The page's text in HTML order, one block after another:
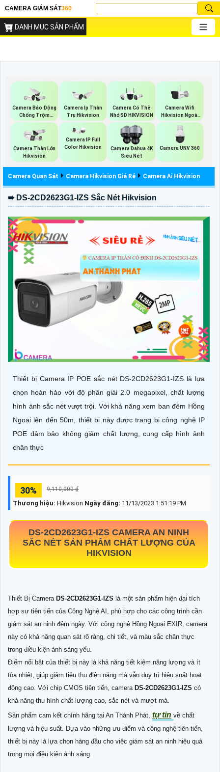
CAMERA GIÁM SÁT360
DANH MỤC SẢN PHẨM
Camera Báo Động
Chống Trộm
Hikvision
Camera Ip Thân
Trụ Hikvision
Camera Có Thẻ
Nhớ SD HIKVISION
Camera Wifi
Hikvision Ngoài
Trời
Camera Thân Lớn
Hikvision
Camera IP Full
Color Hikvision
Camera Dahua 4K
Siêu Nét
Camera UNV 360
Camera Quan Sát Camera Hikvision Giá Rẻ Camera Ai Hikvision
➠ DS-2CD2623G1-IZS Sắc Nét Hikvision
Thiết bị Camera IP POE sắc nét DS-2CD2623G1-IZS là lựa
chọn hoàn hảo với độ phân giải 2.0 megapixel, chất lượng
hình ảnh sắc nét vượt trội. Với khả năng xem ban đêm Hồng
Ngoại lên đến 50m, thiết bị này được trang bị công nghệ IP
POE đảm bảo không giảm chất lượng, cung cấp hình ảnh
chân thực
30% 9,110,000 ₫
Thương hiệu: Hikvision Ngày đăng: 11/13/2023 1:51:19 PM
DS-2CD2623G1-IZS CAMERA AN NINH
SẮC NÉT SẢN PHẨM CHẤT LƯỢNG CỦA
HIKVISION
Thiết Bị Camera DS-2CD2623G1-IZS là một sản phẩm hiện đại tích
hợp sự tiên tiến của Công Nghệ AI, phù hợp cho các công trình cần
giám sát an ninh đêm ngày. Với công nghệ Hồng Ngoại EXIR, camera
này có khả năng quan sát rõ ràng, chi tiết, và màu sắc chân thực
trong điều kiện ánh sáng yếu.
Điểm nổi bật của thiết bị này là khả năng tiết kiệm năng lượng và ít
tỏa nhiệt, giúp giảm tiêu thụ điện năng mà vẫn duy trì hiệu suất hoạt
động cao. Với chip CMOS tiên tiến, camera DS-2CD2623G1-IZS có
khả năng thu hình chất lượng cao, sắc nét và mượt mà.
Sản phẩm cam kết chính hãng tại An Thành Phát, tự tin về chất
lượng và hiệu suất. Dựa vào những ưu điểm và công nghệ tiên tiến,
thiết bị này là lựa chọn hàng đầu cho việc giám sát an ninh hiệu quả
trong mọi điều kiện ánh sáng.